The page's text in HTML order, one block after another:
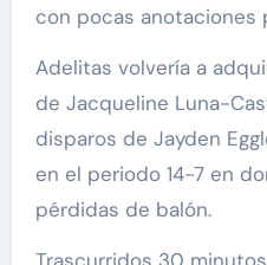
con pocas anotaciones
Adelitas volvería a
de Jacqueline Luna-
disparos de Jayden
en el periodo 14-7 en
pérdidas de balón.